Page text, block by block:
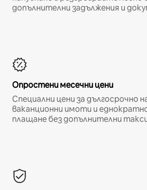
допълнителни задължения и
Опростени месечни цени
Специални цени за дългосрочно
ваканционни имоти и
плащане без допълнителни